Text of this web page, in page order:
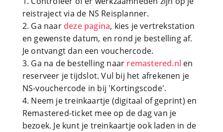
reistraject via de NS Reisplanner.
Ga naardeze pagina, kies je vertrekstation
en gewenste datum, en rond je bestelling af.
Je ontvangt dan een vouchercode.
Ga na de bestelling naar remastered.nl en
reserveer je tijdslot. Vul bij het afrekenen je
NS-vouchercode in bij 'Kortingscode'.
Neem je treinkaartje (digitaal of geprint) en
Remastered-ticket mee op de dag van je
bezoek. Je kunt je treinkaartje ook laden in de